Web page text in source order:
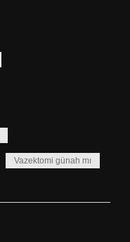
Vazektomi günah mı